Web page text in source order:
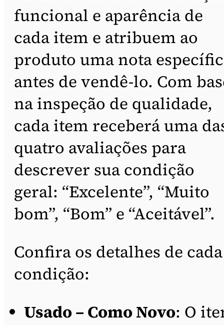
funcional e aparência de
cada item e atribuem ao
produto uma nota
antes de vendê-lo. Com
na inspeção de qualidade,
cada item receberá uma
quatro avaliações para
descrever sua condição
geral: “Excelente”, “Muito
bom”, “Bom” e “Aceitável”.
Confira os detalhes de cada
condição:
Usado – Como Novo: O